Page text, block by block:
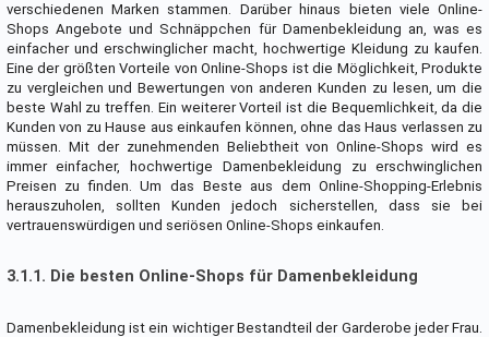
verschiedenen Marken stammen. Darüber hinaus bieten viele Online-
Shops Angebote und Schnäppchen für Damenbekleidung an, was es
einfacher und erschwinglicher macht, hochwertige Kleidung zu kaufen.
Eine der größten Vorteile von Online-Shops ist die Möglichkeit, Produkte
zu vergleichen und Bewertungen von anderen Kunden zu lesen, um die
beste Wahl zu treffen. Ein weiterer Vorteil ist die Bequemlichkeit, da die
Kunden von zu Hause aus einkaufen können, ohne das Haus verlassen zu
müssen. Mit der zunehmenden Beliebtheit von Online-Shops wird es
immer einfacher, hochwertige Damenbekleidung zu erschwinglichen
Preisen zu finden. Um das Beste aus dem Online-Shopping-Erlebnis
herauszuholen, sollten Kunden jedoch sicherstellen, dass sie bei
vertrauenswürdigen und seriösen Online-Shops einkaufen.
3.1.1. Die besten Online-Shops für Damenbekleidung
Damenbekleidung ist ein wichtiger Bestandteil der Garderobe jeder Frau.